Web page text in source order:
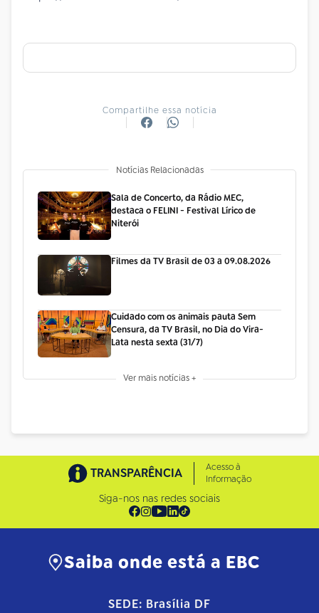
Compartilhe essa notícia
Notícias Relacionadas
Sala de Concerto, da Rádio MEC,
destaca o FELINI - Festival Lírico de
Niterói
Filmes da TV Brasil de 03 a 09.08.2026
Cuidado com os animais pauta Sem
Censura, da TV Brasil, no Dia do Vira-
Lata nesta sexta (31/7)
Ver mais notícias +
TRANSPARÊNCIA
Acesso à
Informação
Siga-nos nas redes sociais
Saiba onde está a EBC
SEDE: Brasília DF